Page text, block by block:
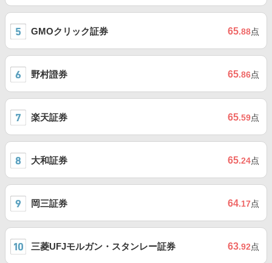
GMOクリック証券 65.88点
野村證券 65.86点
楽天証券 65.59点
大和証券 65.24点
岡三証券 64.17点
三菱UFJモルガン・スタンレー証券 63.92点